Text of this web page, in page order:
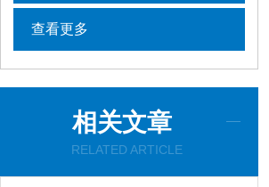
查看更多
相关文章
RELATED ARTICLE